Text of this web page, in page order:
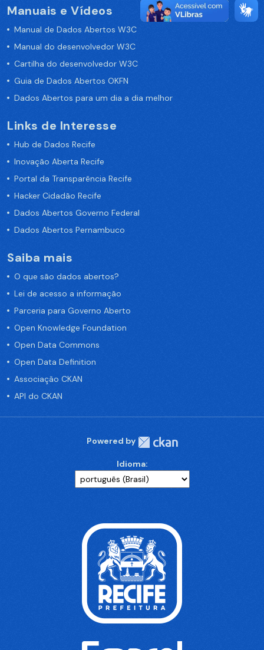
Manuais e Vídeos
Manual de Dados Abertos W3C
Manual do desenvolvedor W3C
Cartilha do desenvolvedor W3C
Guia de Dados Abertos OKFN
Dados Abertos para um dia a dia melhor
Links de Interesse
Hub de Dados Recife
Inovação Aberta Recife
Portal da Transparência Recife
Hacker Cidadão Recife
Dados Abertos Governo Federal
Dados Abertos Pernambuco
Saiba mais
O que são dados abertos?
Lei de acesso a informação
Parceria para Governo Aberto
Open Knowledge Foundation
Open Data Commons
Open Data Definition
Associação CKAN
API do CKAN
Powered by
Idioma